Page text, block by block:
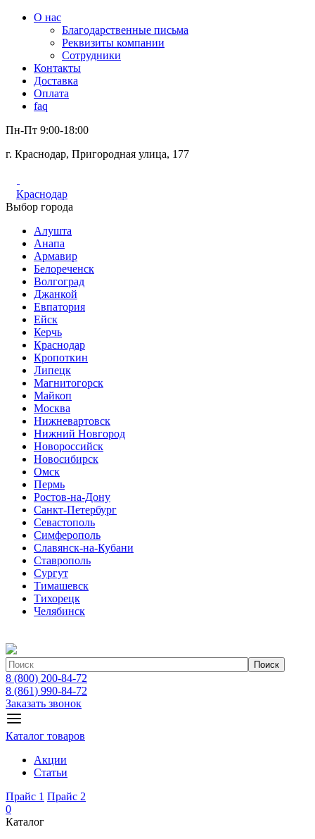
О нас
Благодарственные письма
Реквизиты компании
Сотрудники
Контакты
Доставка
Оплата
faq
Пн-Пт 9:00-18:00
г. Краснодар, Пригородная улица, 177
Краснодар
Выбор города
Алушта
Анапа
Армавир
Белореченск
Волгоград
Джанкой
Евпатория
Ейск
Керчь
Краснодар
Кропоткин
Липецк
Магнитогорск
Майкоп
Москва
Нижневартовск
Нижний Новгород
Новороссийск
Новосибирск
Омск
Пермь
Ростов-на-Дону
Санкт-Петербург
Севастополь
Симферополь
Славянск-на-Кубани
Ставрополь
Сургут
Тимашевск
Тихорецк
Челябинск
Поиск
8 (800) 200-84-72
8 (861) 990-84-72
Заказать звонок
Каталог товаров
Акции
Статьи
Прайс 1 Прайс 2
0
Каталог